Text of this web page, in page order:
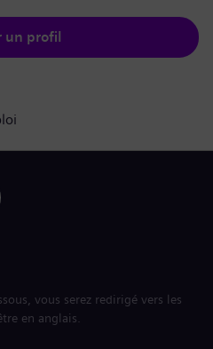
un profil
vous serez redirigé vers les
en anglais.